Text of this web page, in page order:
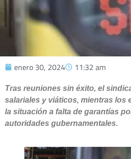
enero 30, 2024 11:32 am
Tras reuniones sin éxito, el
salariales y viáticos, mientras los
la situación a falta de garantías
autoridades gubernamentales.